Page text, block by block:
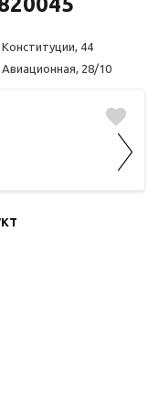
44
Авиационная, 28/10
сайт,
максимально
улучшения
содержания
материалов